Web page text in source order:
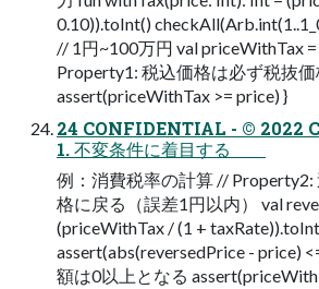
0.10)).toInt()
// 1円~100万円 val priceWithTax
Property1: 税込価格は必ず税抜価
assert(priceWithTax >= price) }
24 CONFIDENTIAL - © 2022
1. 不変条件に着目する
例：消費税率の計算 // Property2:
格に戻る（誤差1円以内） val
(priceWithTax / (1 +
assert(abs(reversedPrice - price)
額は0以上となる